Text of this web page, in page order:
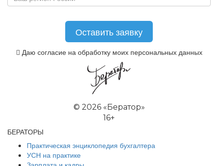
Даю согласие на обработку моих персональных данных
© 2026 «Бератор»
16+
БЕРАТОРЫ
Практическая энциклопедия бухгалтера
УСН на практике